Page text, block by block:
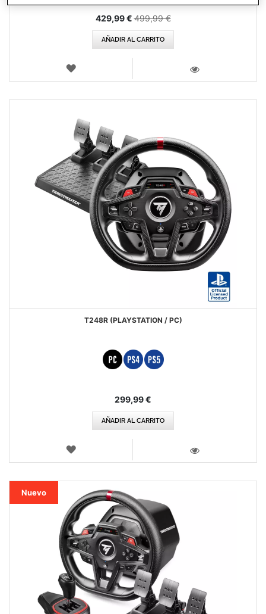
Precio
429,99 € 499,99 €
AÑADIR AL CARRITO
LISTA
T248R (PLAYSTATION / PC)
299,99 €
AÑADIR AL CARRITO
LISTA
Nuevo